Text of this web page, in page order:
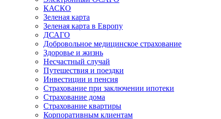
КАСКО
Зеленая карта
Зеленая карта в Европу
ДСАГО
Добровольное медицинское страхование
Здоровье и жизнь
Несчастный случай
Путешествия и поездки
Инвестиции и пенсия
Страхование при заключении ипотеки
Страхование дома
Страхование квартиры
Корпоративным клиентам